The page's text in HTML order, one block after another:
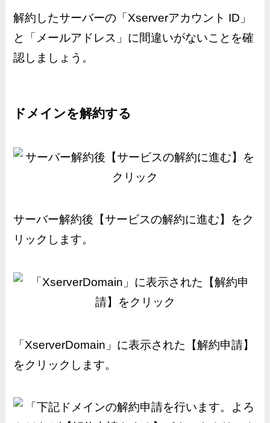
解約したサーバーの「Xserverアカウント ID」
と「メールアドレス」に間違いがないことを確
認しましょう。
ドメインを解約する
サーバー解約後【サービスの解約に進む】をク
リックします。
「XserverDomain」に表示された【解約申請】
をクリックします。